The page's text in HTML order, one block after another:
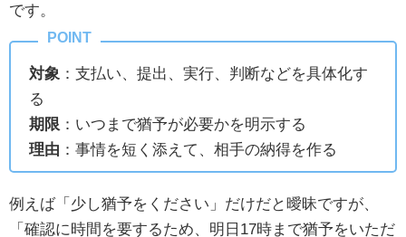
です。
対象 ：支払い、提出、実行、判断などを具体化す
る
期限 ：いつまで猶予が必要かを明示する
理由 ：事情を短く添えて、相手の納得を作る
例えば「少し猶予をください」だけだと曖昧ですが、
「確認に時間を要するため、明日17時まで猶予をいただ